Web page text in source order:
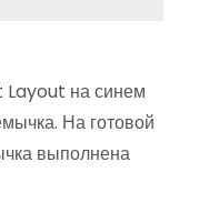
Layout на синем
На готовой
выполнена